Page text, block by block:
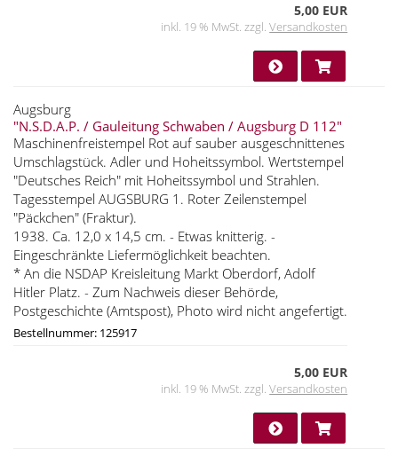
5,00 EUR
inkl. 19 % MwSt. zzgl.Versandkosten
Augsburg
"N.S.D.A.P. / Gauleitung Schwaben / Augsburg D 112"
Maschinenfreistempel Rot auf sauber ausgeschnittenes
Umschlagstück. Adler und Hoheitssymbol. Wertstempel
"Deutsches Reich" mit Hoheitssymbol und Strahlen.
Tagesstempel AUGSBURG 1. Roter Zeilenstempel
"Päckchen" (Fraktur).
1938. Ca. 12,0 x 14,5 cm. - Etwas knitterig. -
Eingeschränkte Liefermöglichkeit beachten.
* An die NSDAP Kreisleitung Markt Oberdorf, Adolf
Hitler Platz. - Zum Nachweis dieser Behörde,
Postgeschichte (Amtspost), Photo wird nicht angefertigt.
Bestellnummer: 125917
5,00 EUR
inkl. 19 % MwSt. zzgl.Versandkosten